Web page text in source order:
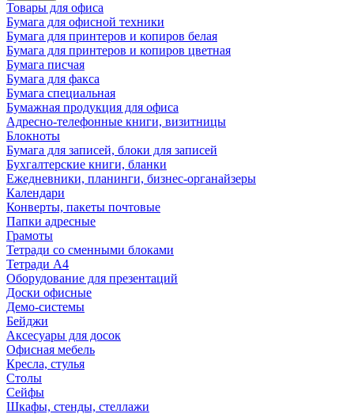
Товары для офиса
Бумага для офисной техники
Бумага для принтеров и копиров белая
Бумага для принтеров и копиров цветная
Бумага писчая
Бумага для факса
Бумага специальная
Бумажная продукция для офиса
Адресно-телефонные книги, визитницы
Блокноты
Бумага для записей, блоки для записей
Бухгалтерские книги, бланки
Ежедневники, планинги, бизнес-органайзеры
Календари
Конверты, пакеты почтовые
Папки адресные
Грамоты
Тетради со сменными блоками
Тетради А4
Оборудование для презентаций
Доски офисные
Демо-системы
Бейджи
Аксесуары для досок
Офисная мебель
Кресла, стулья
Столы
Сейфы
Шкафы, стенды, стеллажи